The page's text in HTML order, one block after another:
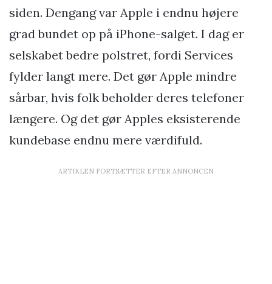
siden. Dengang var Apple i endnu højere
grad bundet op på iPhone-salget. I dag er
selskabet bedre polstret, fordi Services
fylder langt mere. Det gør Apple mindre
sårbar, hvis folk beholder deres telefoner
længere. Og det gør Apples eksisterende
kundebase endnu mere værdifuld.
ARTIKLEN FORTSÆTTER EFTER ANNONCEN